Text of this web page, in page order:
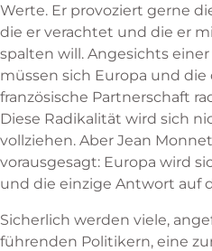
Werte. Er provoziert gerne
die er verachtet und die er
spalten will. Angesichts
müssen sich Europa und die
französische Partnerschaft
Diese Radikalität wird sich
vollziehen. Aber Jean
vorausgesagt: Europa wird
und die einzige Antwort auf
Sicherlich werden viele,
führenden Politikern, eine